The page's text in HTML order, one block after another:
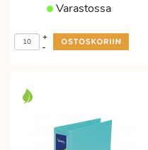
Varastossa
-
+